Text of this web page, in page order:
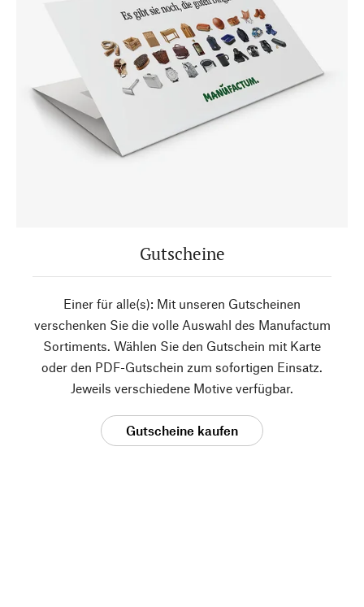
Gutscheine
Einer für alle(s): Mit unseren Gutscheinen
verschenken Sie die volle Auswahl des Manufactum
Sortiments. Wählen Sie den Gutschein mit Karte
oder den PDF-Gutschein zum sofortigen Einsatz.
Jeweils verschiedene Motive verfügbar.
Gutscheine kaufen